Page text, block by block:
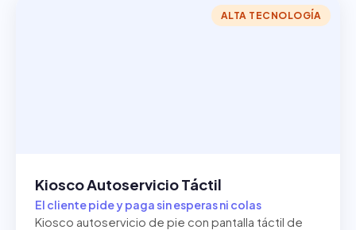
ALTA TECNOLOGÍA
Kiosco Autoservicio Táctil
El cliente pide y paga sin esperas ni colas
Kiosco autoservicio de pie con pantalla táctil de